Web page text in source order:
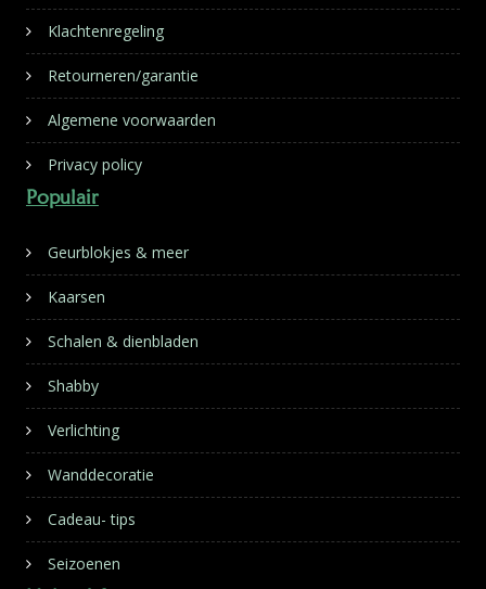
Klachtenregeling
Retourneren/garantie
Algemene voorwaarden
Privacy policy
Populair
Geurblokjes & meer
Kaarsen
Schalen & dienbladen
Shabby
Verlichting
Wanddecoratie
Cadeau- tips
Seizoenen